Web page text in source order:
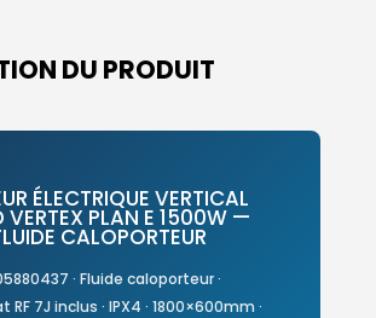
DU PRODUIT
ÉLECTRIQUE VERTICAL
VERTEX PLAN E 1500W —
CALOPORTEUR
· Fluide caloporteur ·
7J inclus · IPX4 · 1800×600mm ·